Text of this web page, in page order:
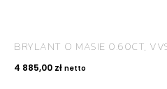
BRYLANT O MASIE 0.60CT,
4 885,00 zł netto